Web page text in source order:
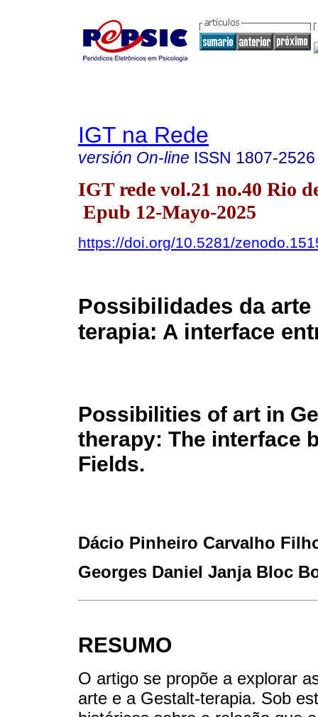
IGT na Rede
versión On-line ISSN 1807-2526
IGT rede vol.21 no.40 Rio
Epub 12-Mayo-2025
https://doi.org/10.5281/
Possibilidades da arte
terapia: A interface
Possibilities of art in
therapy: The interface
Fields.
Dácio Pinheiro Carvalho
Georges Daniel Janja Bloc
RESUMO
O artigo se propõe a explorar
arte e a Gestalt-terapia. Sob